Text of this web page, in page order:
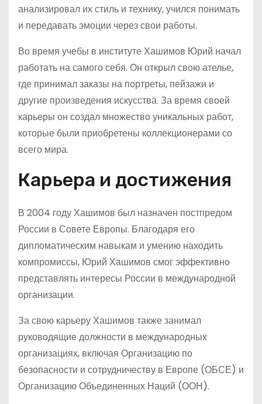
анализировал их стиль и технику, учился понимать
и передавать эмоции через свои работы.
Во время учебы в институте Хашимов Юрий начал
работать на самого себя. Он открыл свою ателье,
где принимал заказы на портреты, пейзажи и
другие произведения искусства. За время своей
карьеры он создал множество уникальных работ,
которые были приобретены коллекционерами со
всего мира.
Карьера и достижения
В 2004 году Хашимов был назначен постпредом
России в Совете Европы. Благодаря его
дипломатическим навыкам и умению находить
компромиссы, Юрий Хашимов смог эффективно
представлять интересы России в международной
организации.
За свою карьеру Хашимов также занимал
руководящие должности в международных
организациях, включая Организацию по
безопасности и сотрудничеству в Европе (ОБСЕ) и
Организацию Объединенных Наций (ООН).